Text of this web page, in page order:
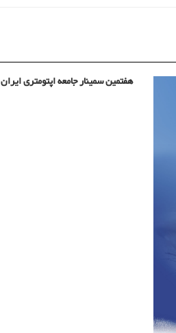
هفتمین سمینار جامعه اپتومتری ایران